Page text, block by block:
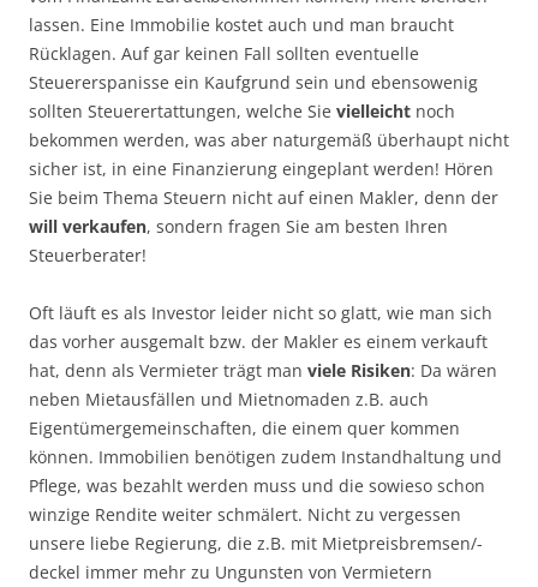
lassen. Eine Immobilie kostet auch und man braucht
Rücklagen. Auf gar keinen Fall sollten eventuelle
Steuererspanisse ein Kaufgrund sein und ebensowenig
sollten Steuerertattungen, welche Sie vielleicht noch
bekommen werden, was aber naturgemäß überhaupt nicht
sicher ist, in eine Finanzierung eingeplant werden! Hören
Sie beim Thema Steuern nicht auf einen Makler, denn der
will verkaufen, sondern fragen Sie am besten Ihren
Steuerberater!
Oft läuft es als Investor leider nicht so glatt, wie man sich
das vorher ausgemalt bzw. der Makler es einem verkauft
hat, denn als Vermieter trägt man viele Risiken: Da wären
neben Mietausfällen und Mietnomaden z.B. auch
Eigentümergemeinschaften, die einem quer kommen
können. Immobilien benötigen zudem Instandhaltung und
Pflege, was bezahlt werden muss und die sowieso schon
winzige Rendite weiter schmälert. Nicht zu vergessen
unsere liebe Regierung, die z.B. mit Mietpreisbremsen/-
deckel immer mehr zu Ungunsten von Vermietern